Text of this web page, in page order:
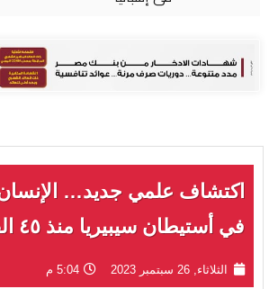
اكتشاف علمي جديد… الإنسان
في أستيطان سيبيريا منذ ٤٥ الف عام
الثلاثاء, 26 سبتمبر 2023 5:04 م